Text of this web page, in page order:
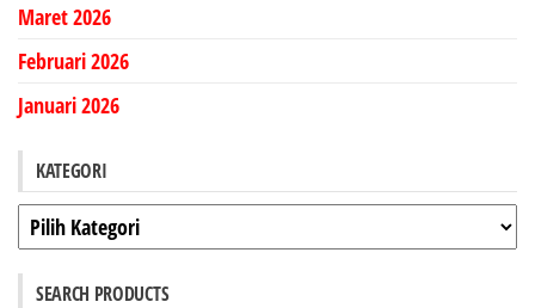
Maret 2026
Februari 2026
Januari 2026
KATEGORI
Kategori
SEARCH PRODUCTS